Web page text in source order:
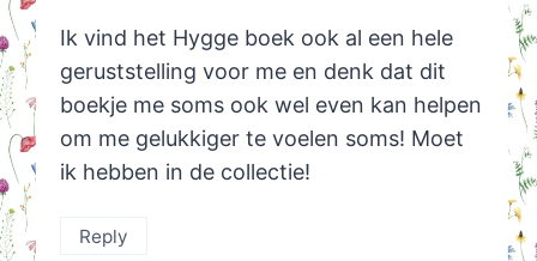
Ik vind het Hygge boek ook al een hele
geruststelling voor me en denk dat dit
boekje me soms ook wel even kan helpen
om me gelukkiger te voelen soms! Moet
ik hebben in de collectie!
Reply